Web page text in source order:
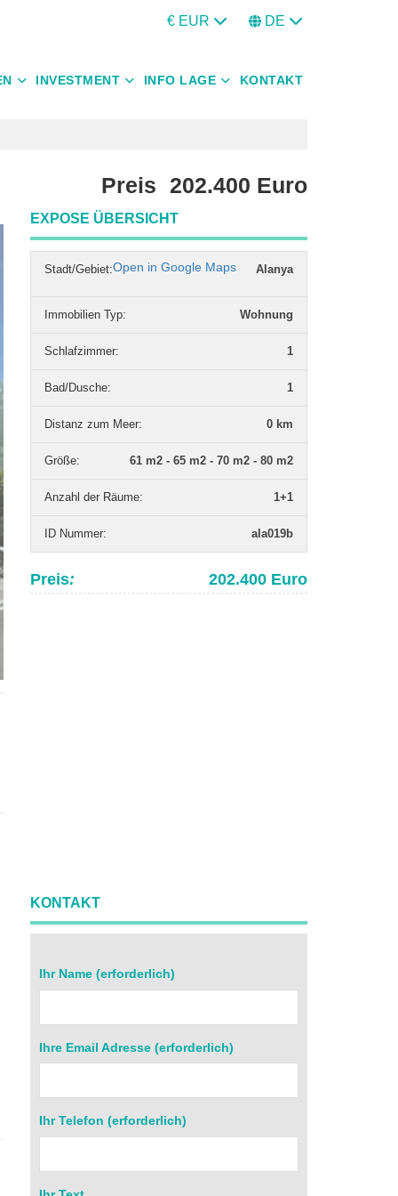
€ EUR DE
INVESTMENT INFO LAGE KONTAKT
Preis 202.400 Euro
EXPOSE ÜBERSICHT
Stadt/Gebiet: Alanya
Open in Google Maps
Immobilien Typ: Wohnung
Schlafzimmer: 1
Bad/Dusche: 1
Distanz zum Meer: 0 km
Grö­ße: 61 m2 - 65 m2 - 70 m2 - 80 m2
Anzahl der Räume: 1+1
ID Nummer: ala019b
Preis: 202.400 Euro
KONTAKT
Ihr Name (erforderlich)
Ihre Email Adresse (erforderlich)
Ihr Telefon (erforderlich)